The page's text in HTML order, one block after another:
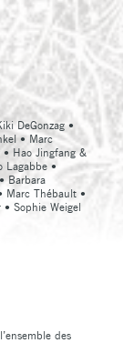
DeGonzag •
• Marc
Hao Jingfang &
Lagabbe •
Barbara
Marc Thébault •
•Sophie Weigel
des